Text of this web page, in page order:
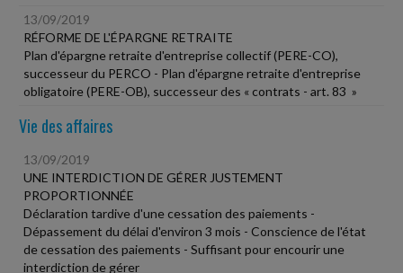
13/09/2019
RÉFORME DE L'ÉPARGNE RETRAITE
Plan d'épargne retraite d'entreprise collectif (PERE-CO),
successeur du PERCO - Plan d'épargne retraite d'entreprise
obligatoire (PERE-OB), successeur des « contrats - art. 83 »
Vie des affaires
13/09/2019
UNE INTERDICTION DE GÉRER JUSTEMENT
PROPORTIONNÉE
Déclaration tardive d'une cessation des paiements -
Dépassement du délai d'environ 3 mois - Conscience de l'état
de cessation des paiements - Suffisant pour encourir une
interdiction de gérer